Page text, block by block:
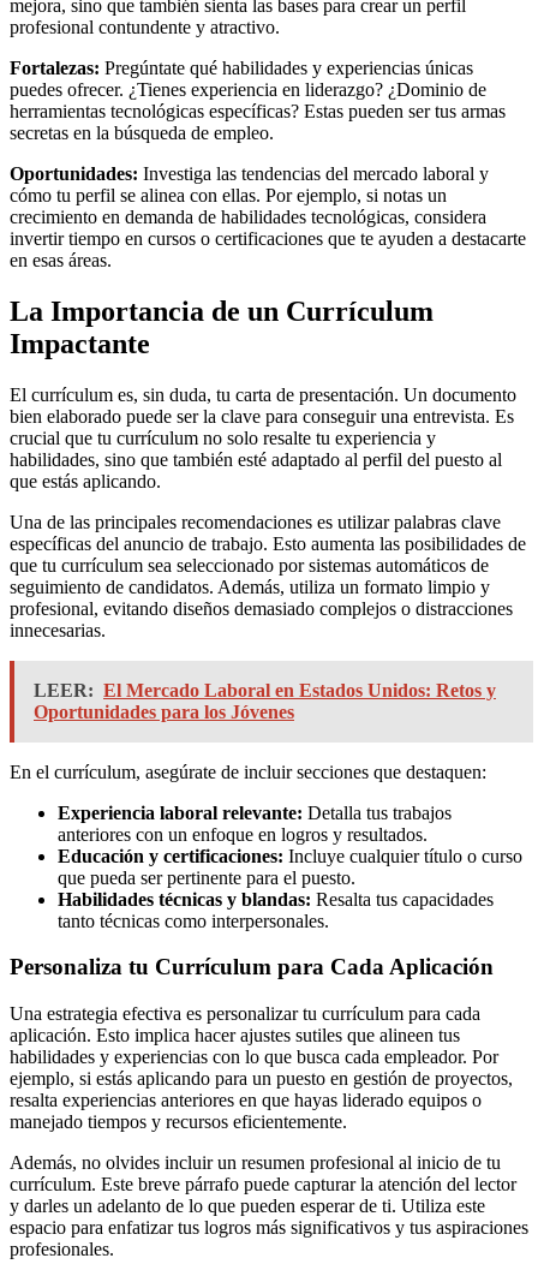
mejora, sino que también sienta las bases para crear un perfil
profesional contundente y atractivo.
Fortalezas: Pregúntate qué habilidades y experiencias únicas
puedes ofrecer. ¿Tienes experiencia en liderazgo? ¿Dominio de
herramientas tecnológicas específicas? Estas pueden ser tus armas
secretas en la búsqueda de empleo.
Oportunidades: Investiga las tendencias del mercado laboral y
cómo tu perfil se alinea con ellas. Por ejemplo, si notas un
crecimiento en demanda de habilidades tecnológicas, considera
invertir tiempo en cursos o certificaciones que te ayuden a destacarte
en esas áreas.
La Importancia de un Currículum
Impactante
El currículum es, sin duda, tu carta de presentación. Un documento
bien elaborado puede ser la clave para conseguir una entrevista. Es
crucial que tu currículum no solo resalte tu experiencia y
habilidades, sino que también esté adaptado al perfil del puesto al
que estás aplicando.
Una de las principales recomendaciones es utilizar palabras clave
específicas del anuncio de trabajo. Esto aumenta las posibilidades de
que tu currículum sea seleccionado por sistemas automáticos de
seguimiento de candidatos. Además, utiliza un formato limpio y
profesional, evitando diseños demasiado complejos o distracciones
innecesarias.
LEER: El Mercado Laboral en Estados Unidos: Retos y
Oportunidades para los Jóvenes
En el currículum, asegúrate de incluir secciones que destaquen:
Experiencia laboral relevante: Detalla tus trabajos
anteriores con un enfoque en logros y resultados.
Educación y certificaciones: Incluye cualquier título o curso
que pueda ser pertinente para el puesto.
Habilidades técnicas y blandas: Resalta tus capacidades
tanto técnicas como interpersonales.
Personaliza tu Currículum para Cada Aplicación
Una estrategia efectiva es personalizar tu currículum para cada
aplicación. Esto implica hacer ajustes sutiles que alineen tus
habilidades y experiencias con lo que busca cada empleador. Por
ejemplo, si estás aplicando para un puesto en gestión de proyectos,
resalta experiencias anteriores en que hayas liderado equipos o
manejado tiempos y recursos eficientemente.
Además, no olvides incluir un resumen profesional al inicio de tu
currículum. Este breve párrafo puede capturar la atención del lector
y darles un adelanto de lo que pueden esperar de ti. Utiliza este
espacio para enfatizar tus logros más significativos y tus aspiraciones
profesionales.